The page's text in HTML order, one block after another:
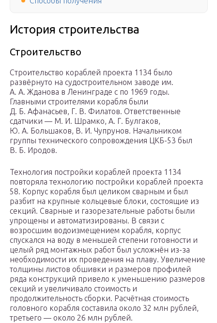
История строительства
Строительство
Строительство кораблей проекта 1134 было
развёрнуто на судостроительном заводе им.
А. А. Жданова в Ленинграде с по 1969 годы.
Главными строителями корабля были
Д. Б. Афанасьев, Г. В. Филатов. Ответственные
сдатчики — М. И. Шрамко, А. Г. Булгаков,
Ю. А. Большаков, В. И. Чупрунов. Начальником
группы технического сопровождения ЦКБ-53 был
В. Б. Иродов.
Технология постройки кораблей проекта 1134
повторяла технологию постройки кораблей проекта
58. Корпус корабля был целиком сварным и был
разбит на крупные кольцевые блоки, состоящие из
секций. Сварные и газорезательные работы были
упрощены и автоматизированы. В связи с
возросшим водоизмещением корабля, корпус
спускался на воду в меньшей степени готовности и
целый ряд монтажных работ был усложнён из-за
необходимости их проведения на плаву. Увеличение
толщины листов обшивки и размеров профилей
ряда конструкций привело к уменьшению размеров
секций и увеличивало стоимость и
продолжительность сборки. Расчётная стоимость
головного корабля составила около 32 млн рублей,
третьего — около 26 млн рублей.